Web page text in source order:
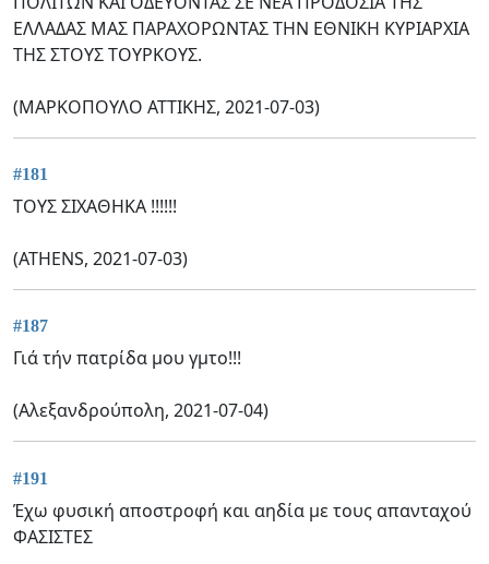
ΕΛΛΑΔΑΣ ΜΑΣ ΠΑΡΑΧΟΡΩΝΤΑΣ ΤΗΝ ΕΘΝΙΚΗ ΚΥΡΙΑΡΧΙΑ
ΤΗΣ ΣΤΟΥΣ ΤΟΥΡΚΟΥΣ.
(ΜΑΡΚΟΠΟΥΛΟ ΑΤΤΙΚΗΣ, 2021-07-03)
#181
ΤΟΥΣ ΣΙΧΑΘΗΚΑ !!!!!!
(ATHENS, 2021-07-03)
#187
Γιά τήν πατρίδα μου γμτο!!!
(Αλεξανδρούπολη, 2021-07-04)
#191
Έχω φυσική αποστροφή και αηδία με τους απανταχού
ΦΑΣΙΣΤΕΣ